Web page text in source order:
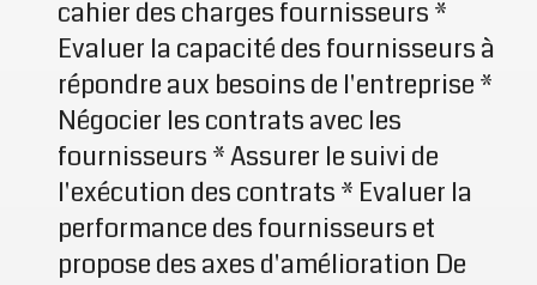
cahier des charges fournisseurs *
Evaluer la capacité des fournisseurs à
répondre aux besoins de l'entreprise *
Négocier les contrats avec les
fournisseurs * Assurer le suivi de
l'exécution des contrats * Evaluer la
performance des fournisseurs et
propose des axes d'amélioration De